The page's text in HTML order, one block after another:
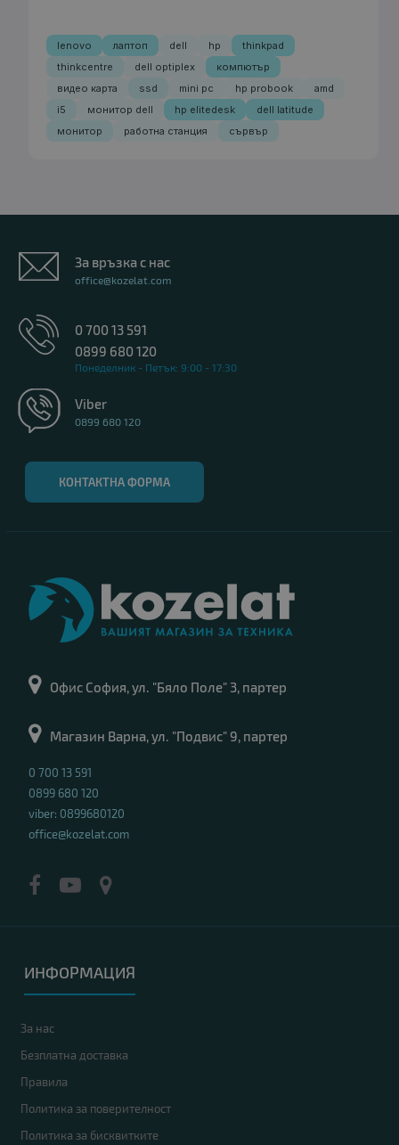
lenovo лаптоп dell hp
thinkpad
thinkcentre
dell optiplex
компютър
видео карта
ssd mini pc hp probook
amd
i5
монитор dell hp elitedesk
dell latitude
монитор
работна станция сървър
За връзка с нас
office@kozelat.com
0 700 13 591
0899 680 120
Понеделник - Петък: 9:00 - 17:30
Viber
0899 680 120
КОНТАКТНА ФОРМА
Офис София, ул. "Бяло Поле" 3, партер
Магазин Варна, ул. "Подвис" 9, партер
0 700 13 591
0899 680 120
viber: 0899680120
office@kozelat.com
ИНФОРМАЦИЯ
За нас
Безплатна доставка
Правила
Политика за поверителност
Политика за бисквитките